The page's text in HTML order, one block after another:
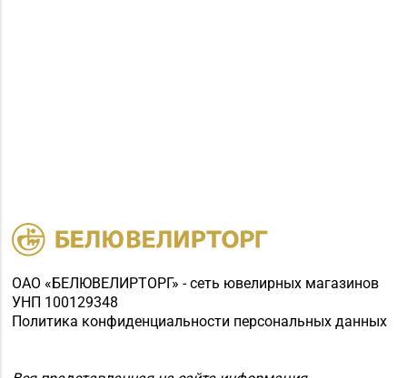
ОАО «БЕЛЮВЕЛИРТОРГ» - сеть ювелирных магазинов
УНП 100129348
Политика конфиденциальности персональных данных